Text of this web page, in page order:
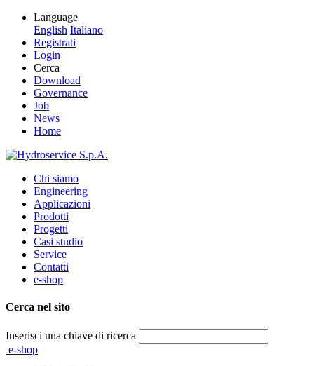
Language
English Italiano
Registrati
Login
Cerca
Download
Governance
Job
News
Home
Chi siamo
Engineering
Applicazioni
Prodotti
Progetti
Casi studio
Service
Contatti
e-shop
Cerca nel sito
Inserisci una chiave di ricerca
e-shop